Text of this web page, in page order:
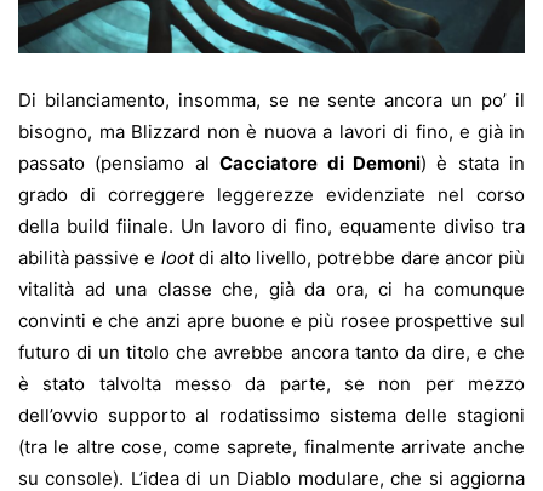
Di bilanciamento, insomma, se ne sente ancora un po’ il
bisogno, ma Blizzard non è nuova a lavori di fino, e già in
passato (pensiamo alCacciatore di Demoni) è stata in
grado di correggere leggerezze evidenziate nel corso
della build fiinale. Un lavoro di fino, equamente diviso tra
abilità passive e lootdi alto livello, potrebbe dare ancor più
vitalità ad una classe che, già da ora, ci ha comunque
convinti e che anzi apre buone e più rosee prospettive sul
futuro di un titolo che avrebbe ancora tanto da dire, e che
è stato talvolta messo da parte, se non per mezzo
dell’ovvio supporto al rodatissimo sistema delle stagioni
(tra le altre cose, come saprete, finalmente arrivate anche
su console). L’idea di un Diablo modulare, che si aggiorna